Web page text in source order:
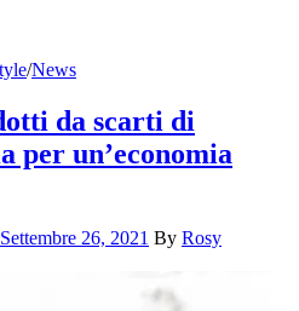
/News
da scarti di
per un’economia
Settembre 26, 2021 By Rosy